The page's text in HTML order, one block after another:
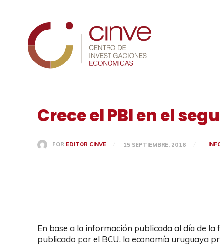
Crece el PBI en el
POR EDITOR CINVE 15 SEPTIEMBRE, 2016
En base a la información publicada al día de la
publicado por el BCU, la economía uruguaya